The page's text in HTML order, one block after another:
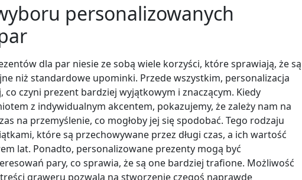
personalizowanych
dla par niesie ze sobą wiele korzyści, które sprawiają, że są
niż standardowe upominki. Przede wszystkim, personalizacja
czyni prezent bardziej wyjątkowym i znaczącym. Kiedy
z indywidualnym akcentem, pokazujemy, że zależy nam na
na przemyślenie, co mogłoby jej się spodobać. Tego rodzaju
które są przechowywane przez długi czas, a ich wartość
lat. Ponadto, personalizowane prezenty mogą być
pary, co sprawia, że są one bardziej trafione. Możliwość
graweru pozwala na stworzenie czegoś naprawdę